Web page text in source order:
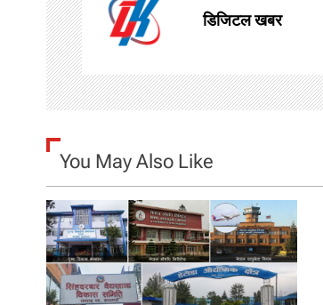
a
v
i
g
t
i
o
डिजिटल खबर
You May Also Like